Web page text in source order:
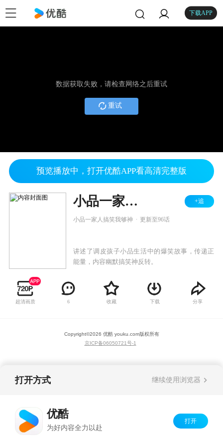
下载APP
数据获取失败，请检查网络之后重试
重试
预览播放中，打开优酷APP看高清完整版
小品一家人 2026 +追
小品一家人搞笑我够神 更新至96话
讲述了调皮孩子小品生活中的爆笑故事，传递正
能量，内容幽默搞笑神反转。
超清画质 6 收藏 下载 分享
Copyright©2026 优酷 youku.com版权所有
京ICP备06050721号-1
打开方式 继续使用浏览器
优酷
为好内容全力以赴
打开